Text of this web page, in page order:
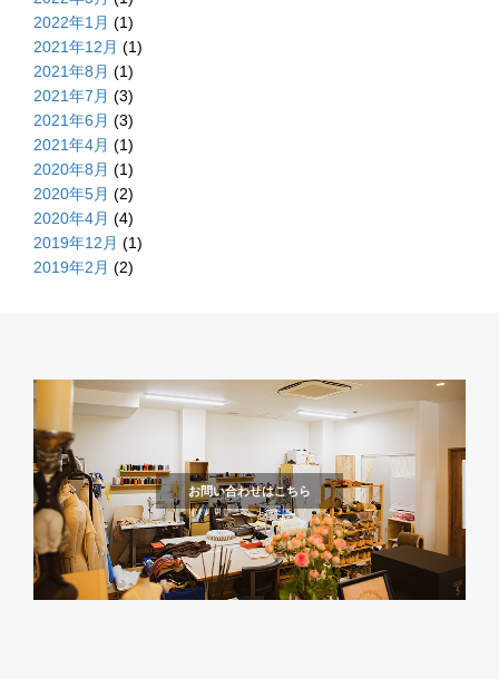
2022年1月 (1)
2021年12月 (1)
2021年8月 (1)
2021年7月 (3)
2021年6月 (3)
2021年4月 (1)
2020年8月 (1)
2020年5月 (2)
2020年4月 (4)
2019年12月 (1)
2019年2月 (2)
お問い合わせはこちら